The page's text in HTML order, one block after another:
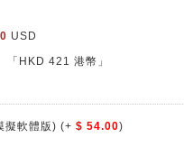
USD
「HKD 421 港幣」
軟體版) (+ $ 54.00)